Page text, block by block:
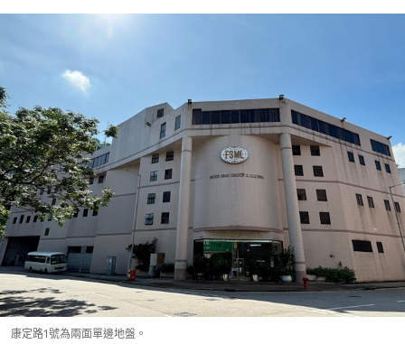
康定路1號為兩面單邊地盤。